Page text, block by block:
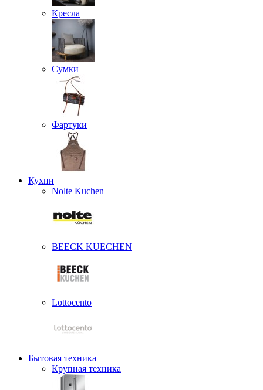
Кресла
Сумки
Фартуки
Кухни
Nolte Kuchen
BEECK KUECHEN
Lottocento
Бытовая техника
Крупная техника